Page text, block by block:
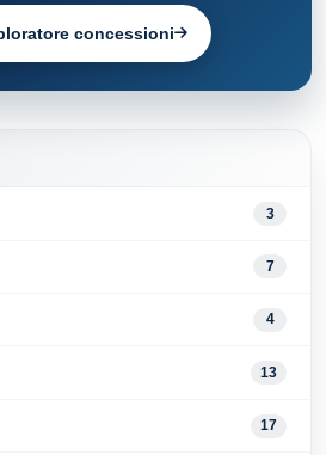
3
7
4
13
17
concessioni